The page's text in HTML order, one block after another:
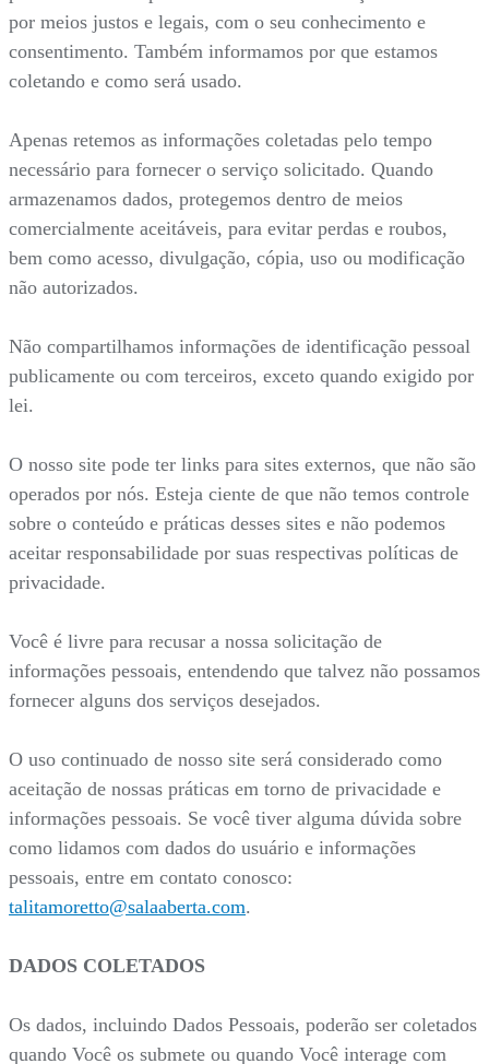
por meios justos e legais, com o seu conhecimento e
consentimento. Também informamos por que estamos
coletando e como será usado.
Apenas retemos as informações coletadas pelo tempo
necessário para fornecer o serviço solicitado. Quando
armazenamos dados, protegemos dentro de meios
comercialmente aceitáveis, para evitar perdas e roubos,
bem como acesso, divulgação, cópia, uso ou modificação
não autorizados.
Não compartilhamos informações de identificação pessoal
publicamente ou com terceiros, exceto quando exigido por
lei.
O nosso site pode ter links para sites externos, que não são
operados por nós. Esteja ciente de que não temos controle
sobre o conteúdo e práticas desses sites e não podemos
aceitar responsabilidade por suas respectivas políticas de
privacidade.
Você é livre para recusar a nossa solicitação de
informações pessoais, entendendo que talvez não possamos
fornecer alguns dos serviços desejados.
O uso continuado de nosso site será considerado como
aceitação de nossas práticas em torno de privacidade e
informações pessoais. Se você tiver alguma dúvida sobre
como lidamos com dados do usuário e informações
pessoais, entre em contato conosco:
talitamoretto@salaaberta.com.
DADOS COLETADOS
Os dados, incluindo Dados Pessoais, poderão ser coletados
quando Você os submete ou quando Você interage com